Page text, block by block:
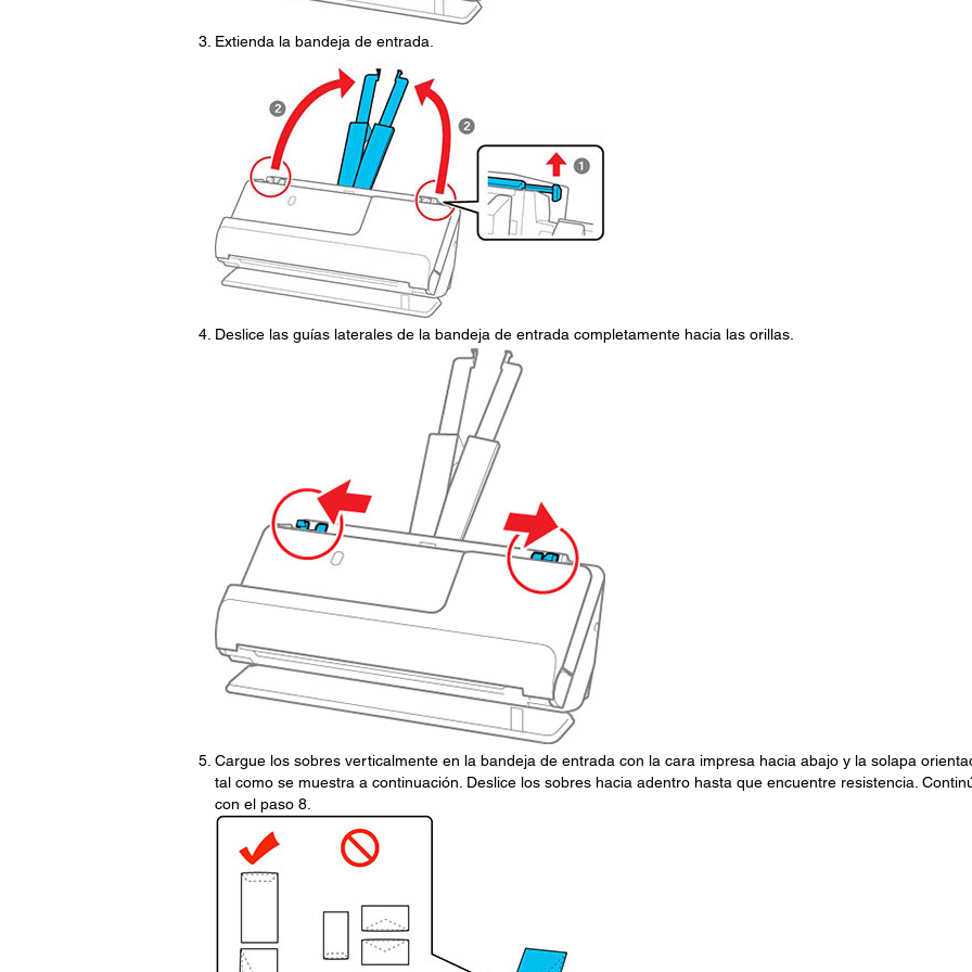
Extienda la bandeja de entrada.
Deslice las guías laterales de la bandeja de entrada completamente hacia las orillas.
Cargue los sobres verticalmente en la bandeja de entrada con la cara impresa hacia abajo y la solapa
tal como se muestra a continuación. Deslice los sobres hacia adentro hasta que encuentre resistencia.
con el paso 8.